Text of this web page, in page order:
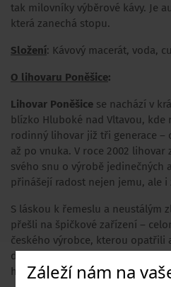
Záleží nám na
tak milovníky výběrové kávy. Je
která zanechá stopu.
Složení: Kávový macerát, voda,
O lihovaru Poněšice:
Lihovar Poněšice se nachází v
blízko Hluboké nad Vltavou, kde
rodinný lihovar již tři generace –
až po vnuka. V roce 2002
svého snu o výrobě jedinečných
přinášejí radost nejen jemu, ale i
S láskou k řemeslu a neustálým
přešli na špičkové zařízení –
českého výrobce, kterou opatřili
destilace. Tato technologie
hladký a přesný, bez